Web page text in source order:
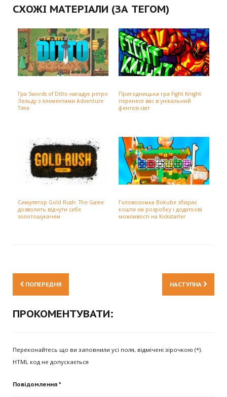
СХОЖІ МАТЕРІАЛИ (ЗА ТЕГОМ)
Гра Swords of Ditto нагадує ретро
Зельду з елементами Adventure
Time
Пригодницька гра Fight Knight
перенесе вас в унікальний
фентезі-світ
Симулятор Gold Rush: The Game
дозволить відчути себе
золотошукачем
Головоломка Bokube збирає
кошти на розробку і додаткові
можливості на Kickstarter
ПОПЕРЕДНЯ НАСТУПНА
ПРОКОМЕНТУВАТИ:
Переконайтесь що ви заповнили усі поля, відмічені зірочкою (*).
HTML код не допускається
Повідомлення *